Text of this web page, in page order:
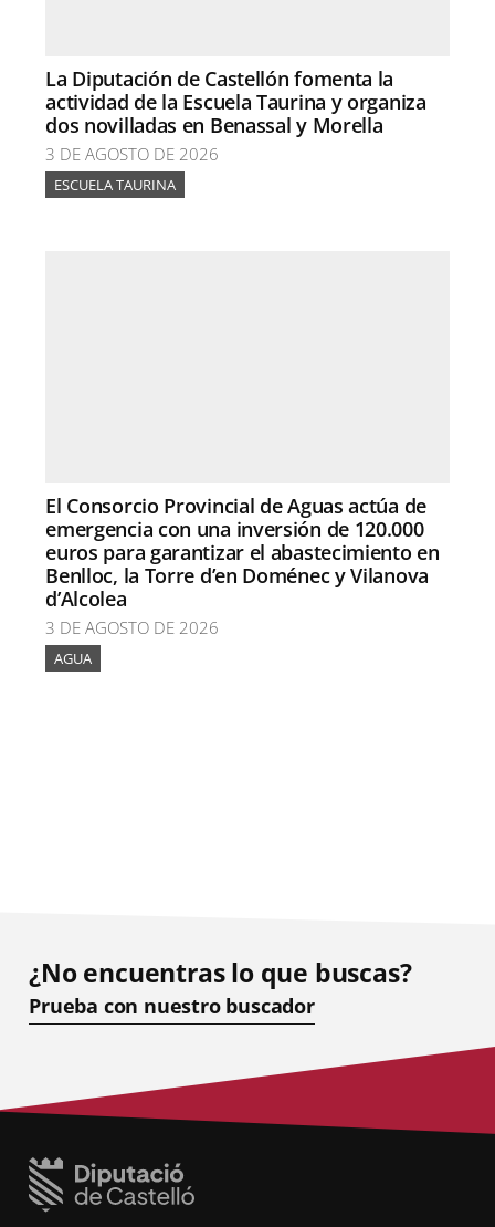
La Diputación de Castellón fomenta la
actividad de la Escuela Taurina y organiza
dos novilladas en Benassal y Morella
3 DE AGOSTO DE 2026
ESCUELA TAURINA
El Consorcio Provincial de Aguas actúa de
emergencia con una inversión de 120.000
euros para garantizar el abastecimiento en
Benlloc, la Torre d’en Doménec y Vilanova
d’Alcolea
3 DE AGOSTO DE 2026
AGUA
¿No encuentras lo que buscas?
Prueba con nuestro buscador